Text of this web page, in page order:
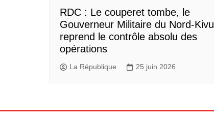
RDC : Le couperet tombe, le
Gouverneur Militaire du Nord-Kivu
reprend le contrôle absolu des
opérations
La République 25 juin 2026